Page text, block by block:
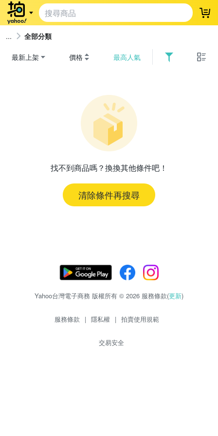
登
全部分類
最新上架 價格 最高人氣
找不到商品嗎？換換其他條件吧！
清除條件再搜尋
Yahoo台灣電子商務 版權所有 © 2026 服務條款(更新)
服務條款 | 隱私權 | 拍賣使用規範
交易安全